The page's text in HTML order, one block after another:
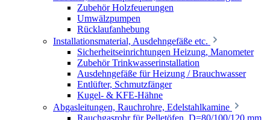
Zubehör Holzfeuerungen
Umwälzpumpen
Rücklaufanhebung
Installationsmaterial, Ausdehngefäße etc.
Sicherheitseinrichtungen Heizung, Manometer
Zubehör Trinkwasserinstallation
Ausdehngefäße für Heizung / Brauchwasser
Entlüfter, Schmutzfänger
Kugel- & KFE-Hähne
Abgasleitungen, Rauchrohre, Edelstahlkamine
Rauchgasrohr für Pelletöfen, D=80/100/120 mm